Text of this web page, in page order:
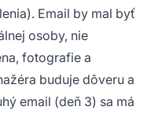
Email by mal byť
osoby, nie
fotografie a
buduje dôveru a
email (deň 3) sa má